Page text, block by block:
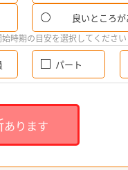
良いところ
時期の目安を選択してください
パート
あります